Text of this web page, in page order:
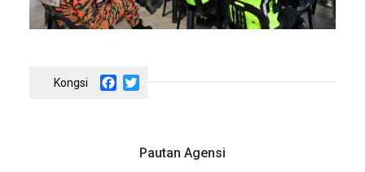
Facebook
Pautan Agensi